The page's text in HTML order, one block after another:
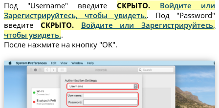
Под "Username" введите СКРЫТО. Войдите или
Зарегистрируйтесь, чтобы увидеть.. Под "Password"
введите СКРЫТО. Войдите или Зарегистрируйтесь,
чтобы увидеть..
После нажмите на кнопку "OK".